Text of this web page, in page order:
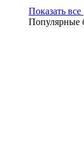
Показать все
Популярные